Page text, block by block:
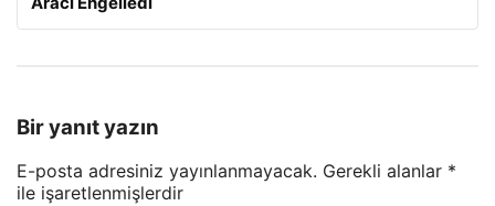
Bir yanıt yazın
E-posta adresiniz yayınlanmayacak. Gerekli alanlar *
ile işaretlenmişlerdir